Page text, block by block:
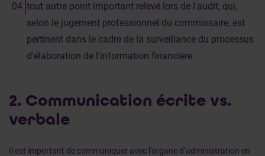
tout autre point important relevé lors de l'audit, qui,
selon le jugement professionnel du commissaire, est
pertinent dans le cadre de la surveillance du processus
d'élaboration de l'information financière.
2. Communication écrite vs.
verbale
Il est important de communiquer avec l'organe d’administration en